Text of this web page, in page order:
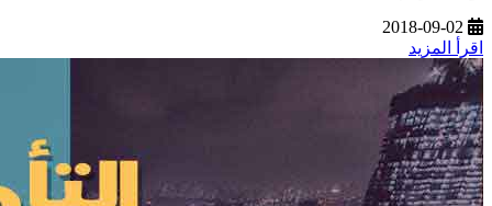
2018-09-02
اقرأ المزيد